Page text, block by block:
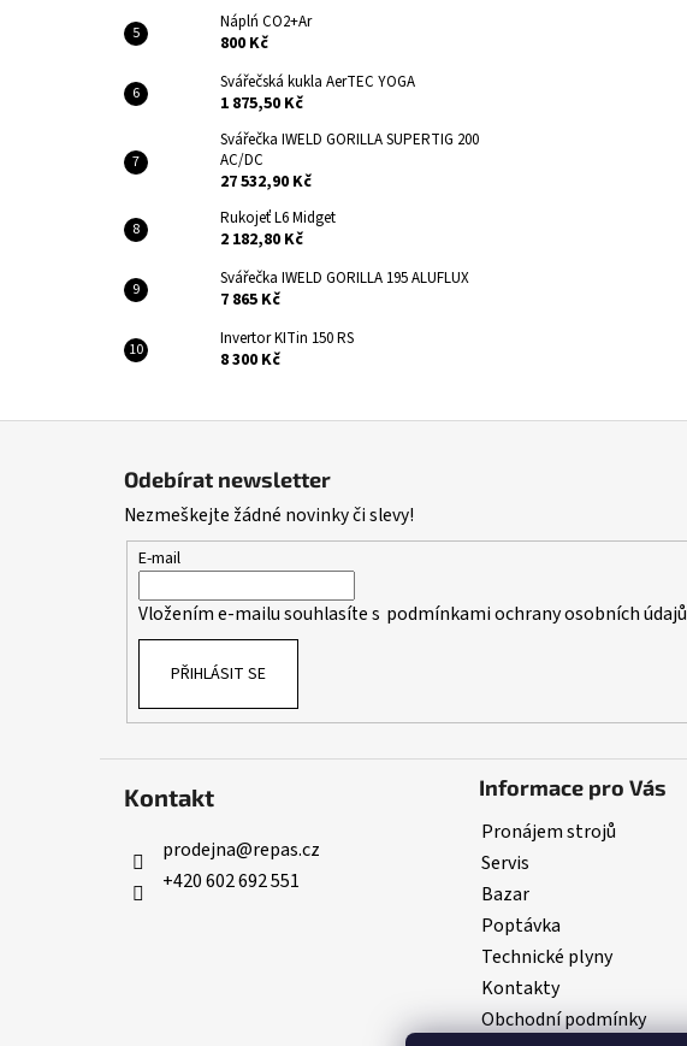
Náplń CO2+Ar
800 Kč
Svářečská kukla AerTEC YOGA
1 875,50 Kč
Svářečka IWELD GORILLA SUPERTIG 200
AC/DC
27 532,90 Kč
Rukojeť L6 Midget
2 182,80 Kč
Svářečka IWELD GORILLA 195 ALUFLUX
7 865 Kč
Invertor KITin 150 RS
8 300 Kč
Odebírat newsletter
Nezmeškejte žádné novinky či slevy!
E-mail
Vložením e-mailu souhlasíte s podmínkami ochrany osobních údajů
PŘIHLÁSIT SE
Kontakt
prodejna@repas.cz
+420 602 692 551
Informace pro Vás
Pronájem strojů
Servis
Bazar
Poptávka
Technické plyny
Kontakty
Obchodní podmínky